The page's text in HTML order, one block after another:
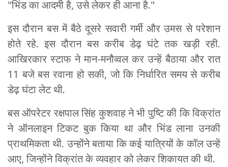
"भिंड का आदमी है, उसे लेकर ही आना है."
इस दौरान बस में बैठे दूसरे सवारी गर्मी और उमस से परेशान
होते रहे. इस दौरान बस करीब डेढ़ घंटे तक खड़ी रही.
आखिरकार स्टाफ ने मान-मनौव्वल कर उन्हें बैठाया और रात
11 बजे बस रवाना हो सकी, जो कि निर्धारित समय से करीब
डेढ़ घंटा लेट थी.
बस ऑपरेटर रक्षपाल सिंह कुशवाह ने भी पुष्टि की कि विक्रांत
ने ऑनलाइन टिकट बुक किया था और भिंड लाना उनकी
प्राथमिकता थी. उन्होंने बताया कि कई यात्रियों के कॉल उन्हें
आए, जिन्होंने विक्रांत के व्यवहार को लेकर शिकायत की थी.